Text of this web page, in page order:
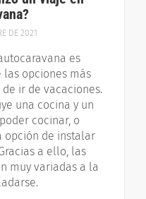
DE 2021
es
opciones más
ir de vacaciones.
una cocina y un
cocinar, o
opción de instalar
a ello, las
muy variadas a la